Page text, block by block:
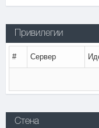
Привилегии
# Сервер
Стена